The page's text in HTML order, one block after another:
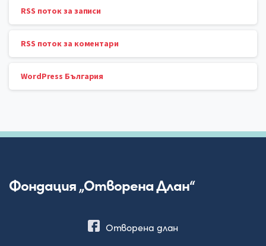
RSS поток за записи
RSS поток за коментари
WordPress България
Фондация „Отворена Длан“
Отворена длан